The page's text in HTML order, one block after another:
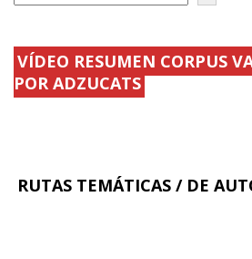
VÍDEO RESUMEN CORPUS
POR ADZUCATS
RUTAS TEMÁTICAS / DE